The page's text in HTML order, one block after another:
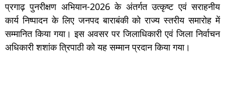
प्रगाढ़ पुनरीक्षण अभियान-2026 के अंतर्गत उत्कृष्ट एवं सराहनीय
कार्य निष्पादन के लिए जनपद बाराबंकी को राज्य स्तरीय समारोह में
सम्मानित किया गया। इस अवसर पर जिलाधिकारी एवं जिला निर्वाचन
अधिकारी शशांक त्रिपाठी को यह सम्मान प्रदान किया गया।